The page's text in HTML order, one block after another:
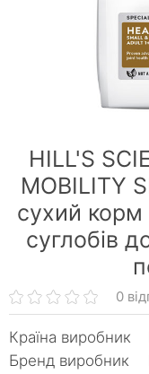
HILL'S
MOBILITY
сухий корм
суглобів
0
Країна виробник
Бренд виробник